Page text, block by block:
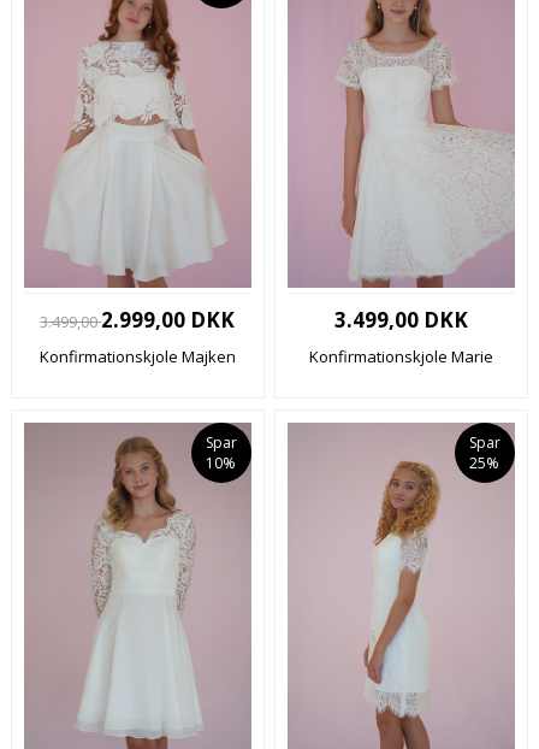
3.499,002.999,00 DKK
Konfirmationskjole Majken
3.499,00 DKK
Konfirmationskjole Marie
Spar
10%
Spar
25%